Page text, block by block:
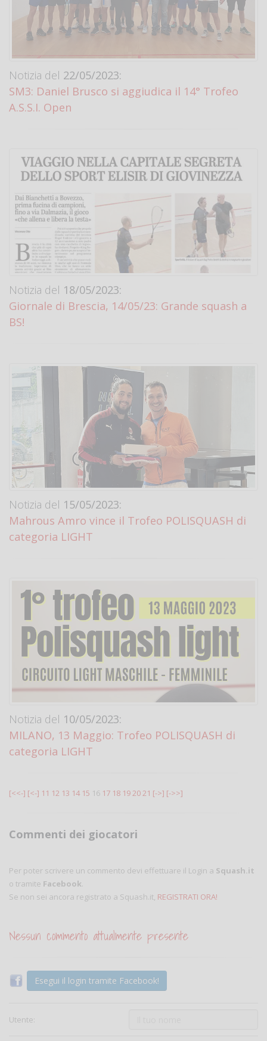
Notizia del 22/05/2023:
SM3: Daniel Brusco si aggiudica il 14° Trofeo
A.S.S.I. Open
Notizia del 18/05/2023:
Giornale di Brescia, 14/05/23: Grande squash a
BS!
Notizia del 15/05/2023:
Mahrous Amro vince il Trofeo POLISQUASH di
categoria LIGHT
Notizia del 10/05/2023:
MILANO, 13 Maggio: Trofeo POLISQUASH di
categoria LIGHT
[<<-] [<-] 11 12 13 14 15 16 17 18 192021 [->] [->>]
Commenti dei giocatori
Per poter scrivere un commento devi effettuare il Login a Squash.it
o tramite Facebook.
Se non sei ancora registrato a Squash.it, REGISTRATI ORA!
Nessun commento attualmente presente
Esegui il login tramite Facebook!
Utente: